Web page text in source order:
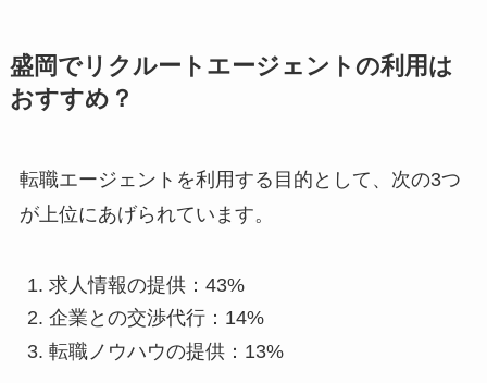
盛岡でリクルートエージェントの利用は
おすすめ？
転職エージェントを利用する目的として、次の3つ
が上位にあげられています。
求人情報の提供：43%
企業との交渉代行：14%
転職ノウハウの提供：13%